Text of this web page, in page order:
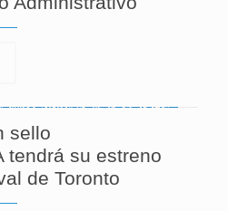
sello
tendrá su estreno
de Toronto